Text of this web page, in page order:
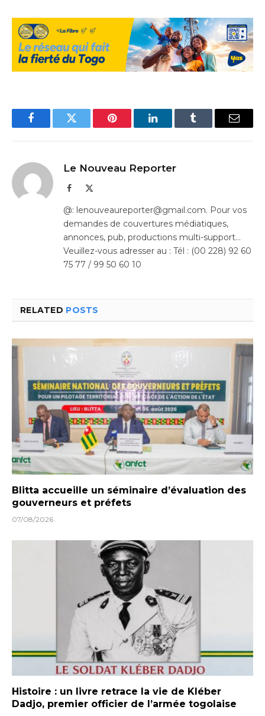
FacebookTwitter Pinterest LinkedInTumblr Email
Le Nouveau Reporter
Facebook
@: lenouveaureporter@gmail.com. Pour vos
demandes de couvertures médiatiques,
annonces, pub, productions multi-support…
Veuillez-vous adresser au : Tél : (00 228) 92 60
75 77 / 99 50 60 10
RELATED POSTS
Blitta accueille un séminaire d’évaluation des
gouverneurs et préfets
07/08/2026
Histoire : un livre retrace la vie de Kléber
Dadjo, premier officier de l’armée togolaise